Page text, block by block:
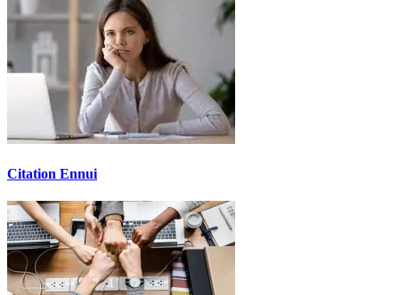
Citation Ennui